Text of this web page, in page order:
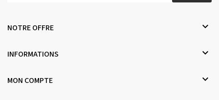
NOTRE OFFRE 
INFORMATIONS 
MON COMPTE 